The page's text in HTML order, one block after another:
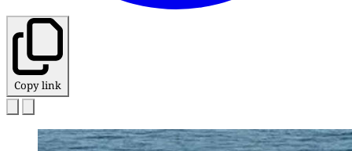
Copy link